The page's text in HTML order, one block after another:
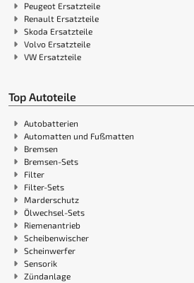
Peugeot Ersatzteile
Renault Ersatzteile
Skoda Ersatzteile
Volvo Ersatzteile
VW Ersatzteile
Top Autoteile
Autobatterien
Automatten und Fußmatten
Bremsen
Bremsen-Sets
Filter
Filter-Sets
Marderschutz
Ölwechsel-Sets
Riemenantrieb
Scheibenwischer
Scheinwerfer
Sensorik
Zündanlage